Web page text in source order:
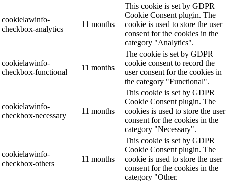
cookielawinfo-
checkbox-analytics
11 months
This cookie is set by GDPR
Cookie Consent plugin. The
cookie is used to store the user
consent for the cookies in the
category "Analytics".
cookielawinfo-
checkbox-functional
11 months
The cookie is set by GDPR
cookie consent to record the
user consent for the cookies in
the category "Functional".
cookielawinfo-
checkbox-necessary
11 months
This cookie is set by GDPR
Cookie Consent plugin. The
cookies is used to store the user
consent for the cookies in the
category "Necessary".
cookielawinfo-
checkbox-others
11 months
This cookie is set by GDPR
Cookie Consent plugin. The
cookie is used to store the user
consent for the cookies in the
category "Other.